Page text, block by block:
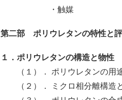
・触媒
第二部 ポリウレタンの特性と
１．ポリウレタンの構造と物性
（１）． ポリウレタンの用
（２）． ミクロ相分離構造